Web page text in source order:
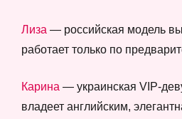
Лиза — российская модель
работает только по
Карина — украинская VIP-
владеет английским,